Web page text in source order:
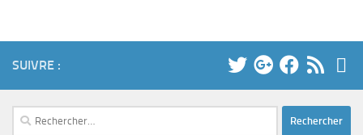
SUIVRE :
Rechercher :